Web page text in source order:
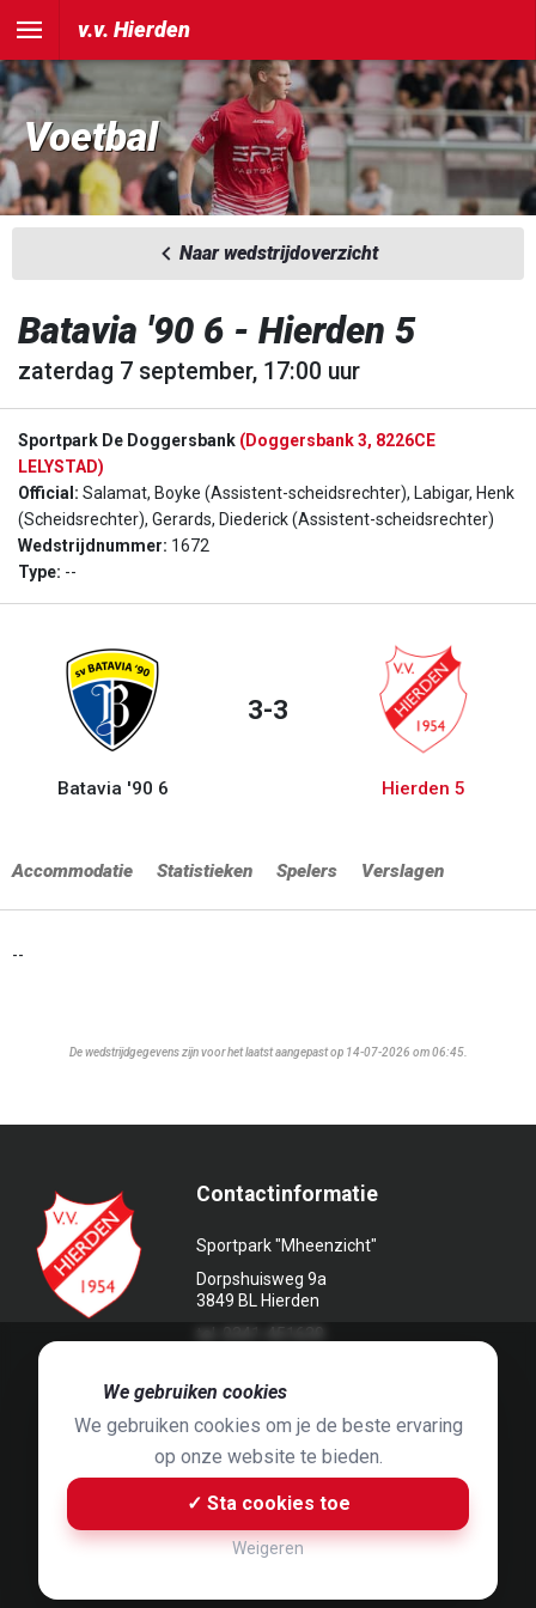
v.v. Hierden
Voetbal
Naar wedstrijdoverzicht
Batavia '90 6 - Hierden 5
zaterdag 7 september, 17:00 uur
Sportpark De Doggersbank (Doggersbank 3, 8226CE
LELYSTAD)
Official: Salamat, Boyke (Assistent-scheidsrechter), Labigar, Henk
(Scheidsrechter), Gerards, Diederick (Assistent-scheidsrechter)
Wedstrijdnummer: 1672
Type: --
Batavia '90 6
3-3
Hierden 5
Accommodatie Statistieken Spelers Verslagen
--
De wedstrijdgegevens zijn voor het laatst aangepast op 14-07-2026 om 06:45.
Contactinformatie
Sportpark "Mheenzicht"
Dorpshuisweg 9a
3849 BL Hierden
Jaap Hop & ontwerpen door
Built byBluey B.V.& Jelle de Haan
We gebruiken cookies
We gebruiken cookies om je de beste ervaring
op onze website te bieden.
✓ Sta cookies toe
Weigeren